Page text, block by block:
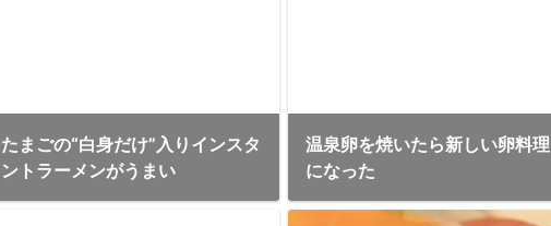
たまごの“白身だけ”入りインスタ
ントラーメンがうまい
温泉卵を焼いたら新しい卵料理
になった